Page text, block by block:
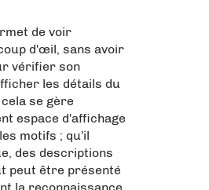
de voir
d'œil, sans avoir
vérifier son
les détails du
se gère
espace d'affichage
motifs ; qu'il
des descriptions
peut être présenté